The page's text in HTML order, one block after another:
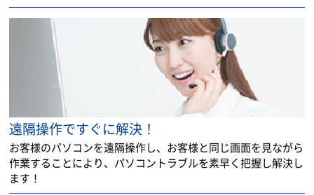
遠隔操作ですぐに解決！
お客様のパソコンを遠隔操作し、お客様と同じ画面を見ながら
作業することにより、パソコントラブルを素早く把握し解決し
ます！